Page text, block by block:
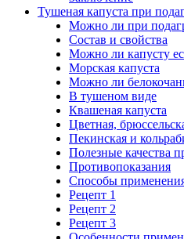
Тушеная капуста при
Можно ли при
Состав и свойства
Можно ли капусту
Морская капуста
Можно ли
В тушеном виде
Квашеная капуста
Цветная,
Пекинская и
Полезные качества
Противопоказания
Способы
Рецепт 1
Рецепт 2
Рецепт 3